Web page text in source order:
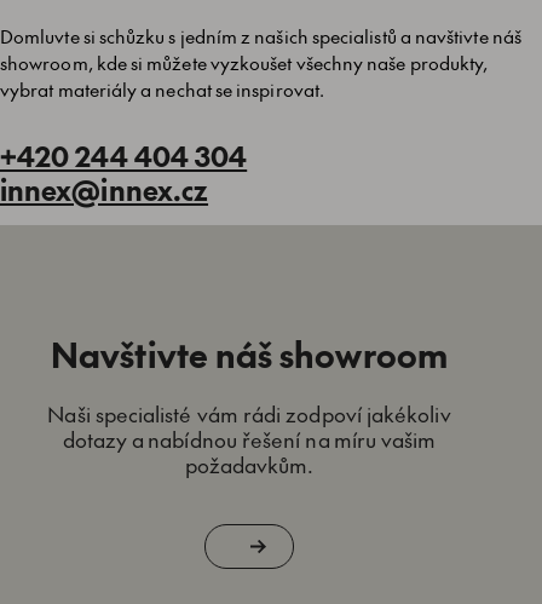
Domluvte si schůzku s jedním z našich specialistů a navštivte náš
showroom, kde si můžete vyzkoušet všechny naše produkty,
vybrat materiály a nechat se inspirovat.
+420 244 404 304
innex@innex.cz
Navštivte náš showroom
Naši specialisté vám rádi zodpoví jakékoliv
dotazy a nabídnou řešení na míru vašim
požadavkům.